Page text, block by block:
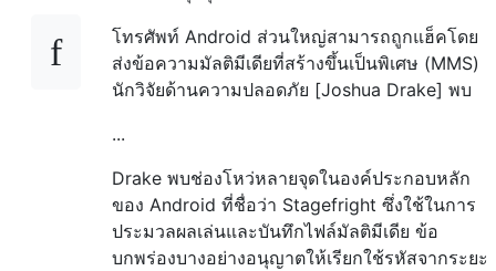
โทรศัพท์ Android ส่วนใหญ่สามารถถูกแฮ็คโดย
ส่งข้อความมัลติมีเดียที่สร้างขึ้นเป็นพิเศษ (MMS)
นักวิจัยด้านความปลอดภัย [Joshua Drake] พบ
...
Drake พบช่องโหว่หลายจุดในองค์ประกอบหลัก
ของ Android ที่ชื่อว่า Stagefright ซึ่งใช้ในการ
ประมวลผลเล่นและบันทึกไฟล์มัลติมีเดีย ข้อ
บกพร่องบางอย่างอนุญาตให้เรียกใช้รหัสจากระยะ